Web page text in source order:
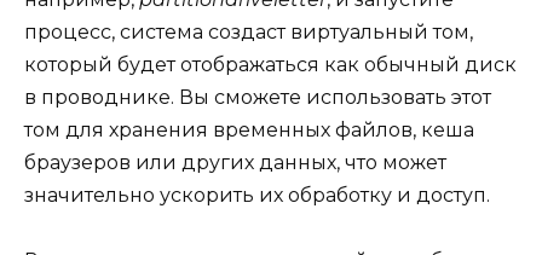
процесс, система создаст виртуальный том,
который будет отображаться как обычный диск
в проводнике. Вы сможете использовать этот
том для хранения временных файлов, кеша
браузеров или других данных, что может
значительно ускорить их обработку и доступ.